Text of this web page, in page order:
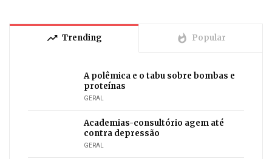
trending_up Trending whatshot Popular
A polêmica e o tabu sobre bombas e
proteínas
GERAL
Academias-consultório agem até
contra depressão
GERAL